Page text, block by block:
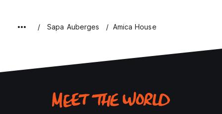
Sapa Auberges Amica House